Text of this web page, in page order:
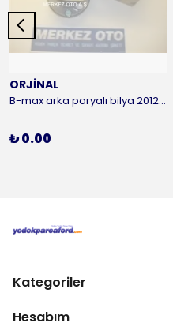
ORJİNAL
B-max arka poryalı bilya 2012-2016 ORJİNAL
₺ 0.00
Kategoriler
Hesabım